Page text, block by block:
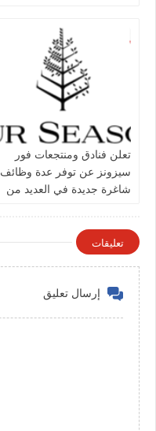
تعلن فنادق ومنتجعات فور
سيزونز‏ عن توفر عدة وظائف
شاغرة جديدة في العديد من
تعليقات
إرسال تعليق